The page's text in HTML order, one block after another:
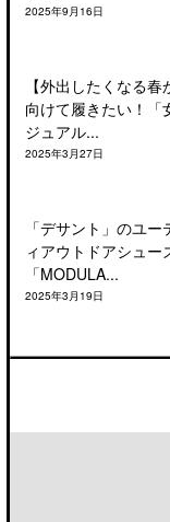
2025年9月16日
【外出したくなる春
向けて履きたい！「
ジュアル...
2025年3月27日
「デサント」のユー
ィアウトドアシュー
「MODULA...
2025年3月19日